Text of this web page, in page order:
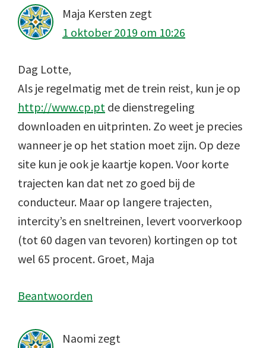
Maja Kersten zegt
1 oktober 2019 om 10:26
Dag Lotte,
Als je regelmatig met de trein reist, kun je op
http://www.cp.pt de dienstregeling
downloaden en uitprinten. Zo weet je precies
wanneer je op het station moet zijn. Op deze
site kun je ook je kaartje kopen. Voor korte
trajecten kan dat net zo goed bij de
conducteur. Maar op langere trajecten,
intercity’s en sneltreinen, levert voorverkoop
(tot 60 dagen van tevoren) kortingen op tot
wel 65 procent. Groet, Maja
Beantwoorden
Naomi zegt